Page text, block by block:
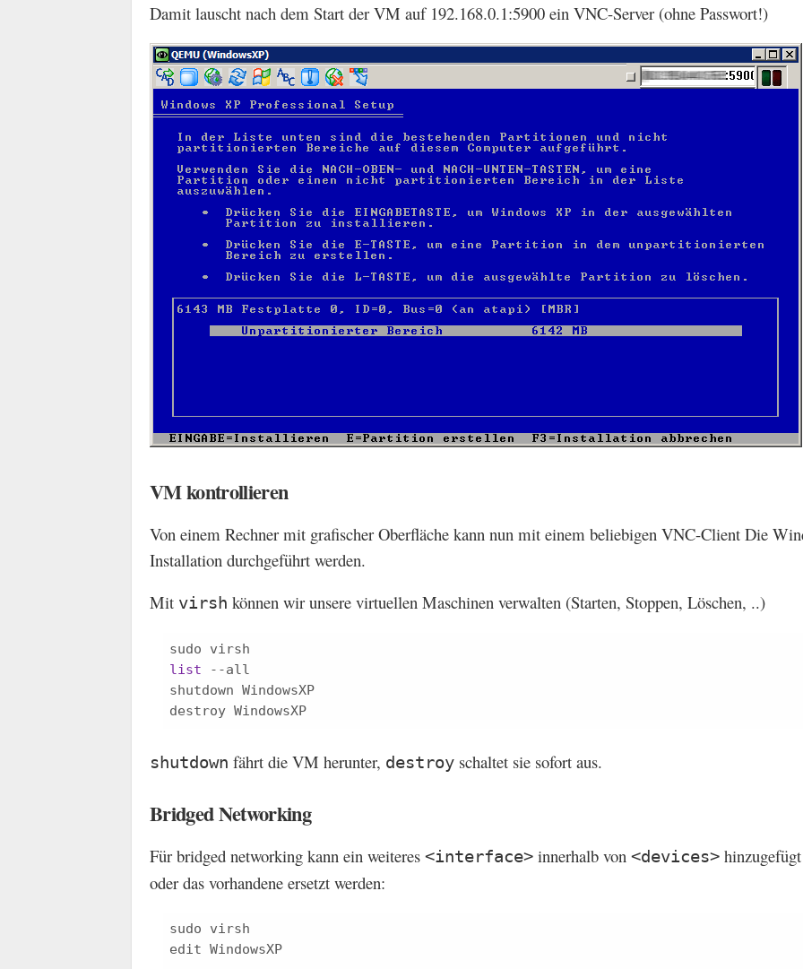
Damit lauscht nach dem Start der VM auf 192.168.0.1:5900 ein VNC-Server (ohne Passwort!)
VM kontrollieren
Von einem Rechner mit grafischer Oberfläche kann nun mit einem beliebigen VNC-Client Die
Installation durchgeführt werden.
Mit virsh können wir unsere virtuellen Maschinen verwalten (Starten, Stoppen, Löschen, ..)
list --all
shutdown WindowsXP
shutdown fährt die VM herunter, destroy schaltet sie sofort aus.
Bridged Networking
Für bridged networking kann ein weiteres <interface> innerhalb von <devices>
oder das vorhandene ersetzt werden:
sudo virsh
edit WindowsXP